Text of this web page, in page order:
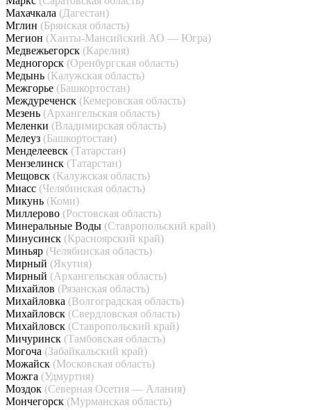
Махачкала (Дагестан)
Мглин (Брянская область)
Мегион (Ханты-Мансийский АО — Югра)
Медвежьегорск (Карелия)
Медногорск (Оренбургская область)
Медынь (Калужская область)
Межгорье (Башкортостан)
Междуреченск (Кемеровская область)
Мезень (Архангельская область)
Меленки (Владимирская область)
Мелеуз (Башкортостан)
Менделеевск (Татарстан)
Мензелинск (Татарстан)
Мещовск (Калужская область)
Миасс (Челябинская область)
Микунь (Коми)
Миллерово (Ростовская область)
Минеральные Воды (Ставропольский край)
Минусинск (Красноярский край)
Миньяр (Челябинская область)
Мирный (Якутия)
Мирный (Архангельская область)
Михайлов (Рязанская область)
Михайловка (Волгоградская область)
Михайловск (Свердловская область)
Михайловск (Ставропольский край)
Мичуринск (Тамбовская область)
Могоча (Забайкальский край)
Можайск (Московская область)
Можга (Удмуртия)
Моздок (Северная Осетия — Алания)
Мончегорск (Мурманская область)